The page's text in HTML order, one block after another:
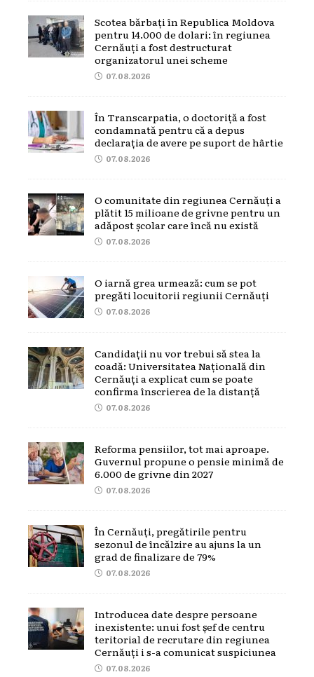
Scotea bărbați în Republica Moldova
pentru 14.000 de dolari: în regiunea
Cernăuți a fost destructurat
organizatorul unei scheme
07.08.2026
În Transcarpatia, o doctoriță a fost
condamnată pentru că a depus
declarația de avere pe suport de hârtie
07.08.2026
O comunitate din regiunea Cernăuți a
plătit 15 milioane de grivne pentru un
adăpost școlar care încă nu există
07.08.2026
O iarnă grea urmează: cum se pot
pregăti locuitorii regiunii Cernăuți
07.08.2026
Candidații nu vor trebui să stea la
coadă: Universitatea Națională din
Cernăuți a explicat cum se poate
confirma înscrierea de la distanță
07.08.2026
Reforma pensiilor, tot mai aproape.
Guvernul propune o pensie minimă de
6.000 de grivne din 2027
07.08.2026
În Cernăuți, pregătirile pentru
sezonul de încălzire au ajuns la un
grad de finalizare de 79%
07.08.2026
Introducea date despre persoane
inexistente: unui fost șef de centru
teritorial de recrutare din regiunea
Cernăuți i s-a comunicat suspiciunea
07.08.2026